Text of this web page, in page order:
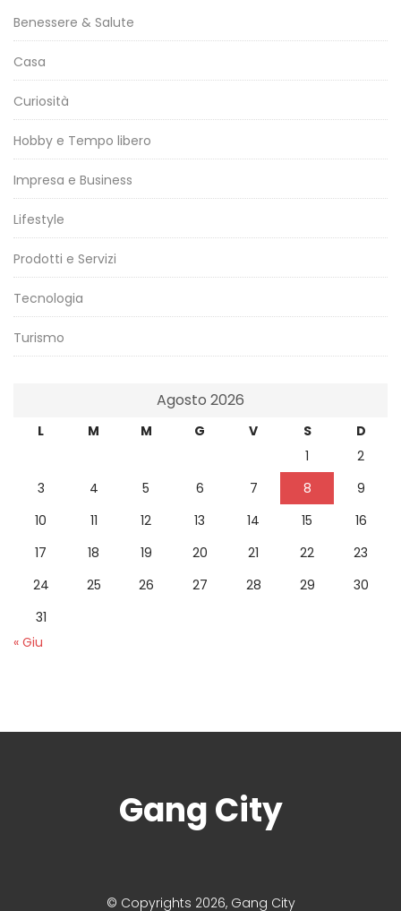
Benessere & Salute
Casa
Curiosità
Hobby e Tempo libero
Impresa e Business
Lifestyle
Prodotti e Servizi
Tecnologia
Turismo
Agosto 2026
L M M G V S
D
1
2
3
4 5 6 7 8
9
10
11 12 13 14 15
16
17
18 19 20 21 22
23
24
25 26 27 28 29
30
31
« Giu
Gang City
© Copyrights 2026, Gang City